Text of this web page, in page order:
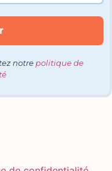
notre politique de